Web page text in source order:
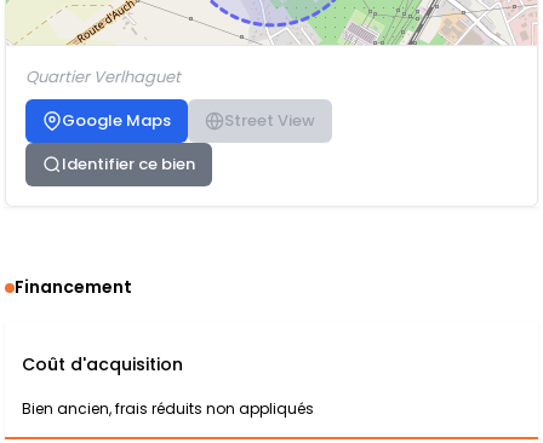
Quartier Verlhaguet
Google Maps
Street View
Identifier ce bien
Financement
Coût d'acquisition
Bien ancien, frais réduits non appliqués